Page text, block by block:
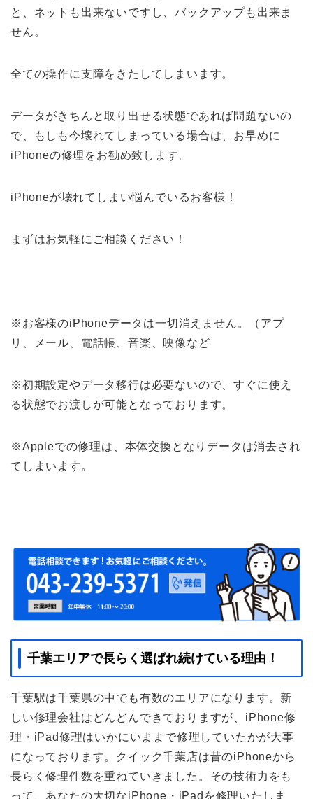
と、ネットも出来ないですし、バックアップも出来ま
せん。
全ての操作に支障をきたしてしまいます。
データがきちんと取り出せる状態であれば問題ないの
で、もしも今壊れてしまっている場合は、お早めに
iPhoneの修理をお勧め致します。
iPhoneが壊れてしまい悩んでいるお客様！
まずはお気軽にご相談ください！
※お客様のiPhoneデータは一切消えません。（アプ
リ、メール、電話帳、音楽、映像など
※初期設定やデータ移行は必要ないので、すぐに使え
る状態でお渡しが可能となっております。
※Appleでの修理は、本体交換となりデータは消去され
てしまいます。
千葉エリアで長らく選ばれ続けている理由！
千葉駅は千葉県の中でも有数のエリアになります。新
しい修理会社はどんどんできておりますが、iPhone修
理・iPad修理はいかにいままで修理していたかが大事
になっております。クイック千葉店は昔のiPhoneから
長らく修理件数を重ねていきました。その技術力をも
って、あなたの大切なiPhone・iPadを修理いたしま